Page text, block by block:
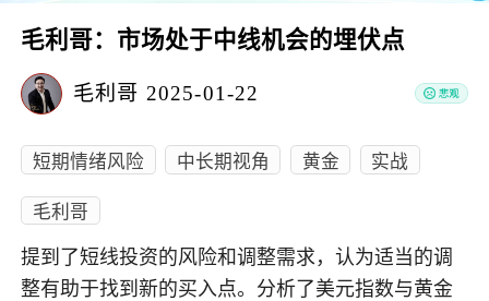
毛利哥：市场处于中线机会的埋伏点
毛利哥 2025-01-22
短期情绪风险 中长期视角 黄金
实战
毛利哥
提到了短线投资的风险和调整需求，认为适当的调
整有助于找到新的买入点。分析了美元指数与黄金